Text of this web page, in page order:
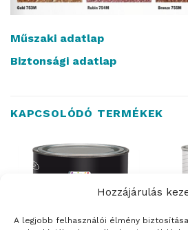
Hozzájárulás
A legjobb felhasználói élmény
Műszaki adatlap
Biztonsági adatlap
KAPCSOLÓDÓ TERMÉKEK